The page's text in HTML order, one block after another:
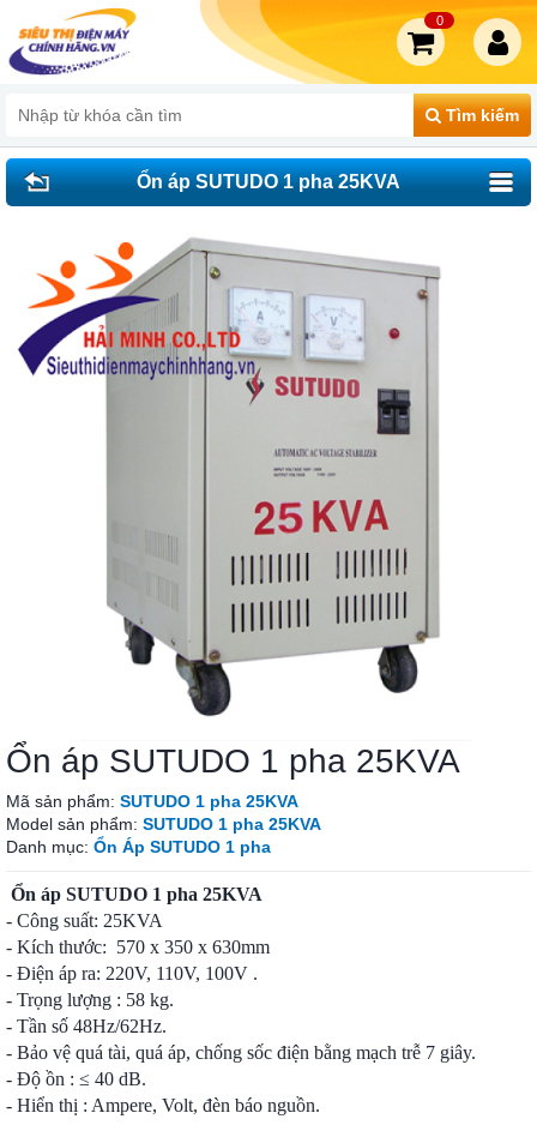
Tìm kiếm
0
Ổn áp SUTUDO 1 pha 25KVA
Ổn áp SUTUDO 1 pha 25KVA
Mã sản phẩm: SUTUDO 1 pha 25KVA
Model sản phẩm: SUTUDO 1 pha 25KVA
Danh mục: Ổn Áp SUTUDO 1 pha
Ổn áp SUTUDO 1 pha 25KVA
- Công suất: 25KVA
- Kích thước: 570 x 350 x 630mm
- Điện áp ra: 220V, 110V, 100V .
- Trọng lượng : 58 kg.
- Tần số 48Hz/62Hz.
- Bảo vệ quá tài, quá áp, chống sốc điện bằng mạch trễ 7 giây.
- Độ ồn : ≤ 40 dB.
- Hiển thị : Ampere, Volt, đèn báo nguồn.